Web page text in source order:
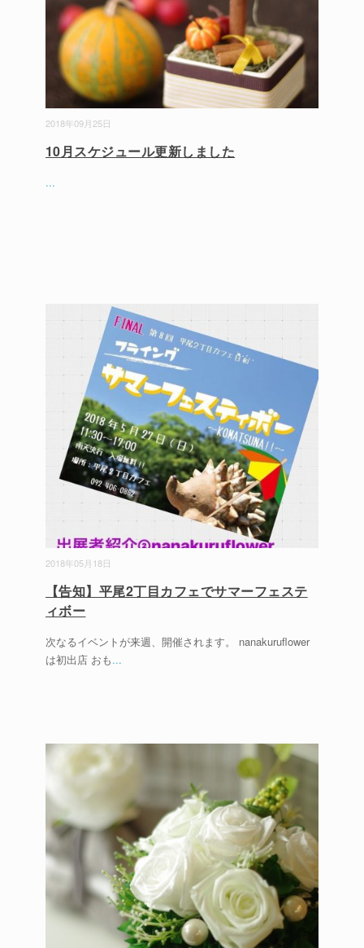
2018年09月25日
10月スケジュール更新しました
...
2018年05月18日
【告知】平尾2丁目カフェでサマーフェステ
ィボー
次なるイベントが来週、開催されます。 nanakuruflower
は初出店 おも...